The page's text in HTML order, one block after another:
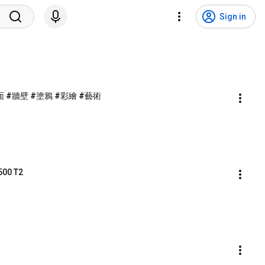
Sign in
#牆壁 #塗鴉 #彩繪 #藝術
T2